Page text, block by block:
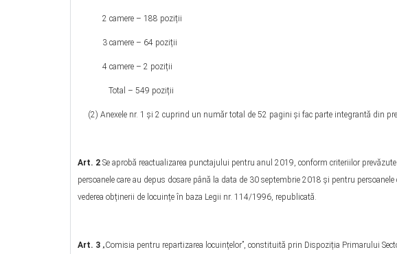
2 camere – 188 poziții
3 camere – 64 poziții
4 camere – 2 poziții
Total – 549 poziții
(2) Anexele nr. 1 şi 2 cuprind un număr total de 52 pagini și fac parte integrantă din
Art. 2 Se aprobă reactualizarea punctajului pentru anul 2019, conform criteriilor
persoanele care au depus dosare până la data de 30 septembrie 2018 și pentru
vederea obținerii de locuințe în baza Legii nr. 114/1996, republicată.
Art. 3 „Comisia pentru repartizarea locuințelor”, constituită prin Dispoziția Primarului